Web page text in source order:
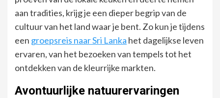
aan tradities, krijg je een dieper begrip van de
cultuur van het land waar je bent. Zo kun je tijdens
een groepsreis naar Sri Lanka het dagelijkse leven
ervaren, van het bezoeken van tempels tot het
ontdekken van de kleurrijke markten.
Avontuurlijke natuurervaringen